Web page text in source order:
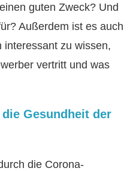
guten Zweck? Und
Außerdem ist es auch
interessant zu wissen,
vertritt und was
Gesundheit der
die Corona-